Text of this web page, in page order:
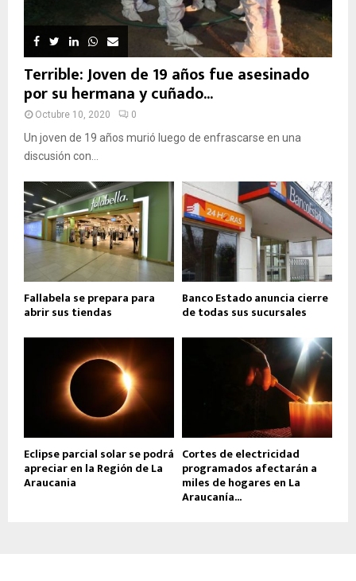
Terrible: Joven de 19 años fue asesinado
por su hermana y cuñado...
Octubre 10, 2020 0
Un joven de 19 años murió luego de enfrascarse en una
discusión con...
Fallabela se prepara para
abrir sus tiendas
Banco Estado anuncia cierre
de todas sus sucursales
Eclipse parcial solar se podrá
apreciar en la Región de La
Araucania
Cortes de electricidad
programados afectarán a
miles de hogares en La
Araucanía...